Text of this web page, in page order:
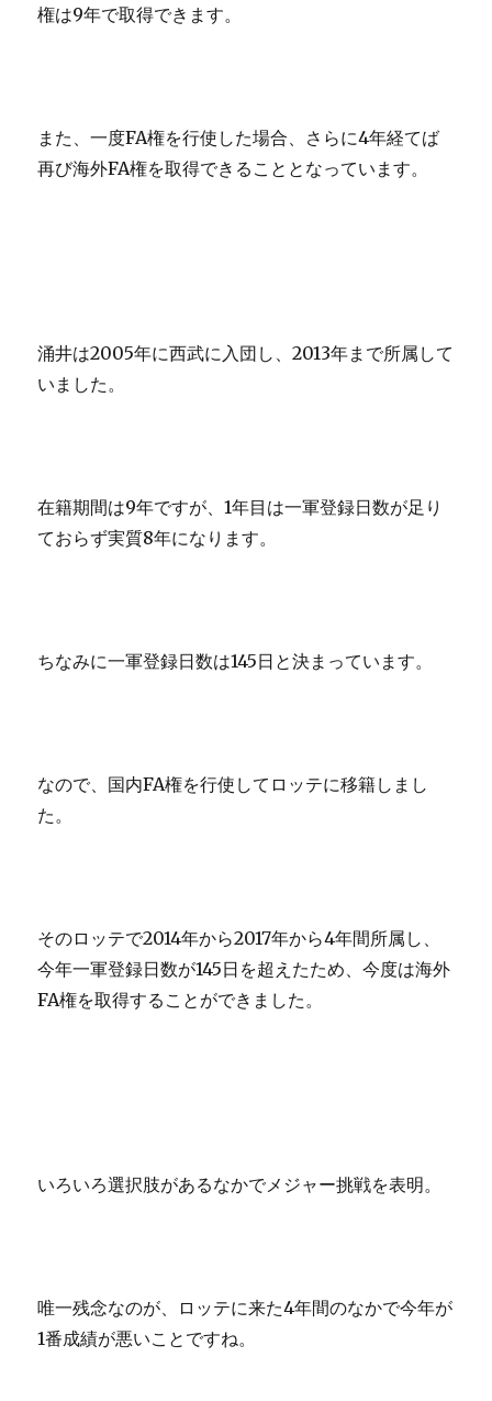
権は9年で取得できます。
また、一度FA権を行使した場合、さらに4年経てば
再び海外FA権を取得できることとなっています。
涌井は2005年に西武に入団し、2013年まで所属して
いました。
在籍期間は9年ですが、1年目は一軍登録日数が足り
ておらず実質8年になります。
ちなみに一軍登録日数は145日と決まっています。
なので、国内FA権を行使してロッテに移籍しまし
た。
そのロッテで2014年から2017年から4年間所属し、
今年一軍登録日数が145日を超えたため、今度は海外
FA権を取得することができました。
いろいろ選択肢があるなかでメジャー挑戦を表明。
唯一残念なのが、ロッテに来た4年間のなかで今年が
1番成績が悪いことですね。